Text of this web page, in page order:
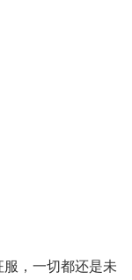
，一切都还是未